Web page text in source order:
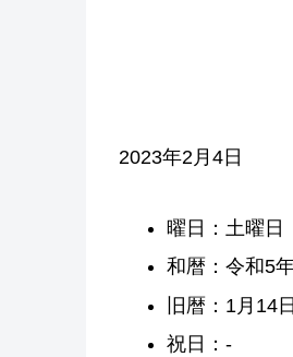
2023年2月4日
曜日：土曜日
和暦：令和5
旧暦：1月14日
祝日：-